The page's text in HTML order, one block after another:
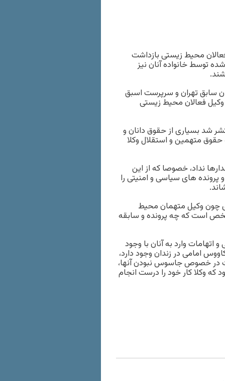
محیط زیستی بازداشت
توسط خانواده آنان نیز
سابق تهران و سرپرست اسبق
وکیل فعالان محیط زیستی
شد بسیاری از حقوق دانان و
متهمین و استقلال وکلا
نداد، خصوصا که از این
پرونده های سیاسی و امنیتی را
چون وکیل متهمان محیط
است که چه پرونده و سابقه
وارد به آنان با وجود
امامی در زندان وجود دارد،
در خصوص جاسوس نبودن آنها،
که وکلا کار خود را درست انجام